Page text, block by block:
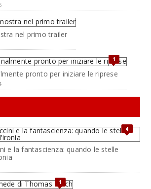
nel primo trailer
1
pronto per iniziare le riprese
4
e la fantascienza: quando le stelle
1